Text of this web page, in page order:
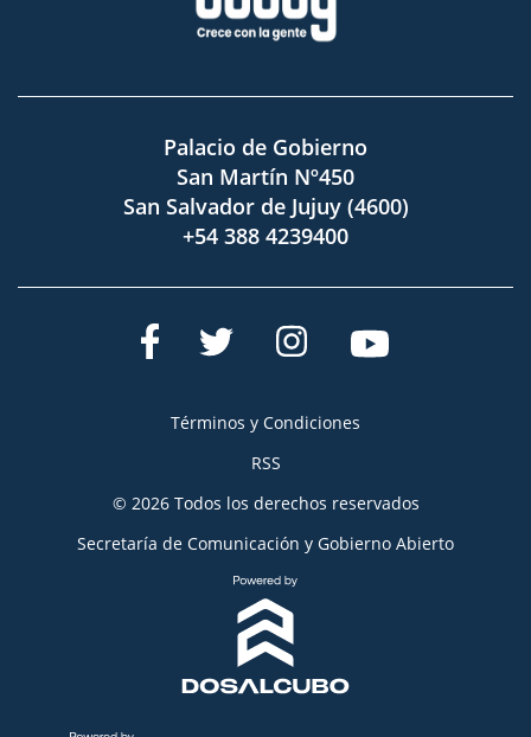
Palacio de Gobierno
San Martín Nº450
San Salvador de Jujuy (4600)
+54 388 4239400
Términos y Condiciones
RSS
© 2026 Todos los derechos reservados
Secretaría de Comunicación y Gobierno Abierto